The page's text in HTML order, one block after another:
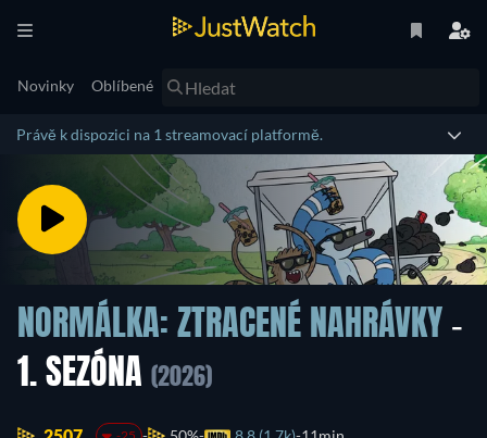
Novinky Oblíbené
Právě k dispozici na 1 streamovací platformě.
NORMÁLKA: ZTRACENÉ NAHRÁVKY -
1. SEZÓNA (2026)